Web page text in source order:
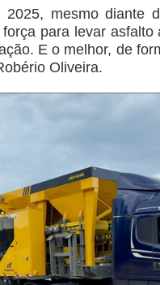
mesmo diante
para levar
E o melhor, de
Oliveira.